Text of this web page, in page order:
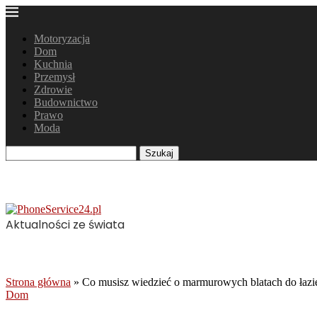
Motoryzacja
Dom
Kuchnia
Przemysł
Zdrowie
Budownictwo
Prawo
Moda
Szukaj
Aktualności ze świata
Strona główna » Co musisz wiedzieć o marmurowych blatach do
Dom